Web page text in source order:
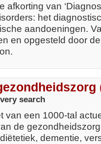
afkorting van
het
aandoeningen.
en opgesteld door
search
van een 1000-tal
de
dementie,